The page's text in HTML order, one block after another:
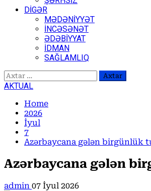
DİGƏR
MƏDƏNİYYƏT
İNCƏSƏNƏT
ƏDƏBİYYAT
İDMAN
SAĞLAMLIQ
Axtarış:
AKTUAL
Home
2026
İyul
7
Azərbaycana gələn birgünlük
Azərbaycana gələn
admin 07 İyul 2026